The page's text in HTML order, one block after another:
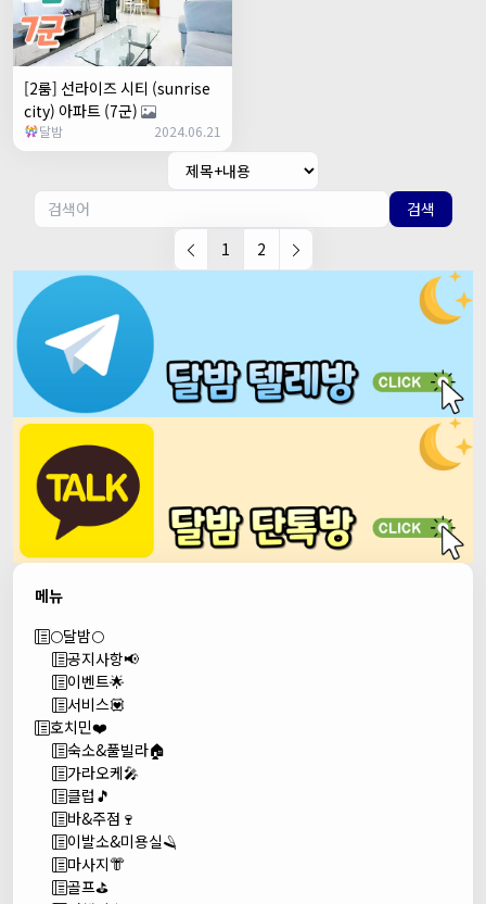
[2룸] 선라이즈 시티 (sunrise
city) 아파트 (7군)
달밤 2024.06.21
검색
1
2
메뉴
🌕달밤🌕
공지사항📢
이벤트🌟
서비스💟
호치민❤️
숙소&풀빌라🏠
가라오케🎤
클럽🎵
바&주점🍷
이발소&미용실🪒
마사지👘
골프⛳